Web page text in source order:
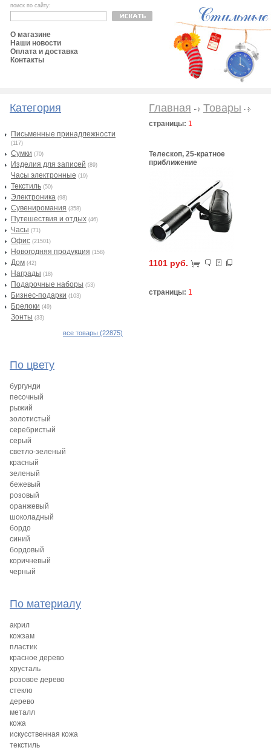
О магазине
Наши новости
Оплата и доставка
Контакты
поиск по сайту:
Категория
Письменные принадлежности
(117)
Сумки (70)
Изделия для записей (89)
Часы электронные (19)
Текстиль (50)
Электроника (98)
Сувениромания (358)
Путешествия и отдых (46)
Часы (71)
Офис (21501)
Новогодняя продукция (158)
Дом (42)
Награды (18)
Подарочные наборы (53)
Бизнес-подарки (103)
Брелоки (49)
Зонты (33)
все товары (22875)
По цвету
бургунди
песочный
рыжий
золотистый
серебристый
серый
светло-зеленый
красный
зеленый
бежевый
розовый
оранжевый
шоколадный
бордо
синий
бордовый
коричневый
черный
По материалу
акрил
кожзам
пластик
красное дерево
хрусталь
розовое дерево
стекло
дерево
металл
кожа
искусственная кожа
текстиль
Главная Товары
страницы: 1
Телескоп, 25-кратное
приближение
1101 руб.
страницы: 1